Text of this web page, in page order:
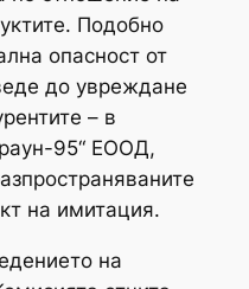
Подобно
опасност от
до увреждане
– в
95“ ЕООД,
на имитация.
на